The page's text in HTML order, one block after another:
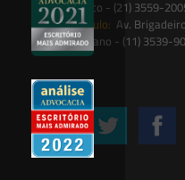
Botânico - (21) 3559-
São Paulo: Av.
Paulistano - (11) 3539-
Siga-nos